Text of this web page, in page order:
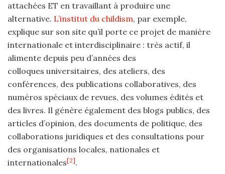
attachées ET en travaillant à produire une
alternative. L’institut du childism, par exemple,
explique sur son site qu’il porte ce projet de manière
internationale et interdisciplinaire : très actif, il
alimente depuis peu d’années des
colloques universitaires, des ateliers, des
conférences, des publications collaboratives, des
numéros spéciaux de revues, des volumes édités et
des livres. Il génère également des blogs publics, des
articles d’opinion, des documents de politique, des
collaborations juridiques et des consultations pour
des organisations locales, nationales et
internationales[2].